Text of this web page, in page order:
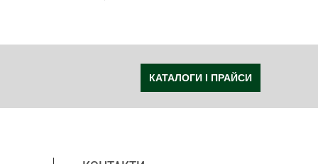
КАТАЛОГИ І ПРАЙСИ